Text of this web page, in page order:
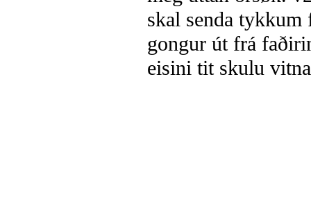
skal senda
gongur út frá
eisini tit skulu